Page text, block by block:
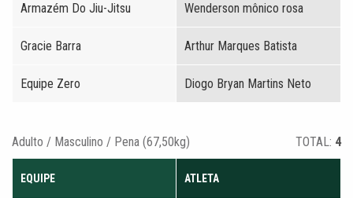
Armazém Do Jiu-Jitsu Wenderson mônico rosa
Gracie Barra Arthur Marques Batista
Equipe Zero Diogo Bryan Martins Neto
Adulto / Masculino / Pena (67,50kg) TOTAL: 4
EQUIPE ATLETA